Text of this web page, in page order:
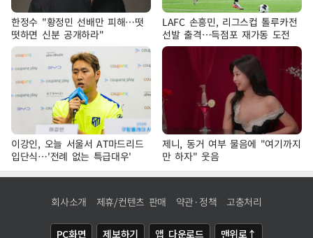
한정수 "황정민 선배만 피해…떳
떳하면 신분 공개하라"
LAFC 손흥민, 리그스컵 톨루카전
선발 출격…득점포 재가동 도전
이강인, 오늘 서울서 AT마드리드
입단식…'전례 없는 특급대우'
제니, 동거 여부 물음에 "여기까지
만 하자" 웃음
회사소개 제휴/컨텐츠 판매 약관·정책 고충처리
PC화면 제보하기 앱 다운로드 맨위로↑